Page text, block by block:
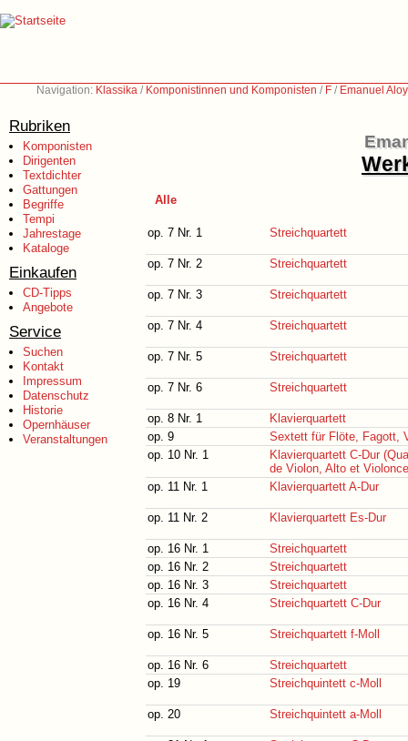
Navigation: Klassika / Komponistinnen und Komponisten / F / Emanuel
Rubriken
Komponisten
Dirigenten
Textdichter
Gattungen
Begriffe
Tempi
Jahrestage
Kataloge
Einkaufen
CD-Tipps
Angebote
Service
Suchen
Kontakt
Impressum
Datenschutz
Historie
Opernhäuser
Veranstaltungen
Alle
op. 7 Nr. 1 Streichquartett
op. 7 Nr. 2 Streichquartett
op. 7 Nr. 3 Streichquartett
op. 7 Nr. 4 Streichquartett
op. 7 Nr. 5 Streichquartett
op. 7 Nr. 6 Streichquartett
op. 8 Nr. 1
Klavierquartett
op. 9
Sextett für Flöte, Fagott,
op. 10 Nr. 1
Klavierquartett C-Dur
de Violon, Alto et
op. 11 Nr. 1
Klavierquartett A-Dur
op. 11 Nr. 2 Klavierquartett Es-Dur
op. 16 Nr. 1
Streichquartett
op. 16 Nr. 2
Streichquartett
op. 16 Nr. 3
Streichquartett
op. 16 Nr. 4
Streichquartett C-Dur
op. 16 Nr. 5 Streichquartett f-Moll
op. 16 Nr. 6
Streichquartett
op. 19
Streichquintett c-Moll
op. 20 Streichquintett a-Moll